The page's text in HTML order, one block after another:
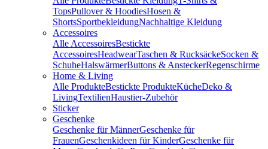
TopsPullover & HoodiesHosen &
ShortsSportbekleidungNachhaltige Kleidung
Accessoires
Alle AccessoiresBestickte
AccessoiresHeadwearTaschen & RucksäckeSocken &
SchuheHalswärmerButtons & AnsteckerRegenschirme
Home & Living
Alle ProdukteBestickte ProdukteKücheDeko &
LivingTextilienHaustier-Zubehör
Sticker
Geschenke
Geschenke für MännerGeschenke für
FrauenGeschenkideen für KinderGeschenke für